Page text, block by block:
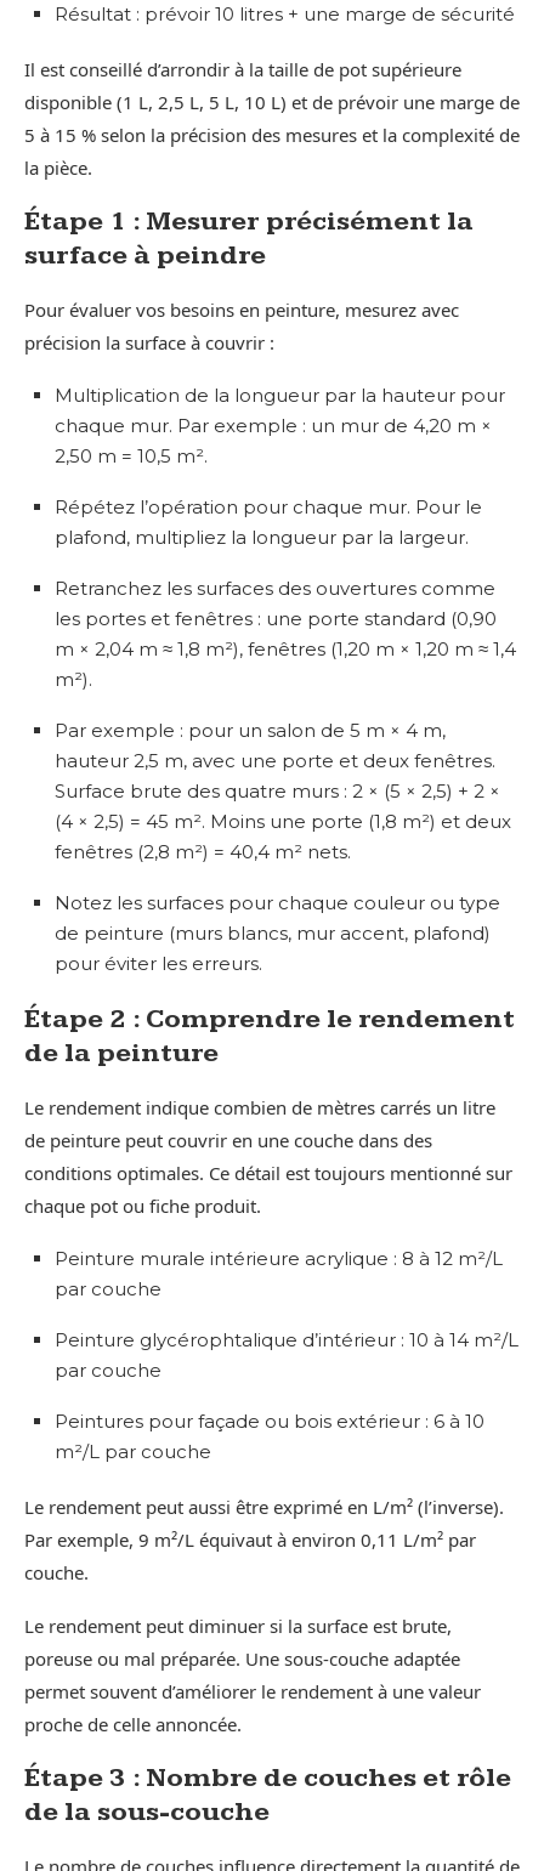
Résultat : prévoir 10 litres + une marge de sécurité
Il est conseillé d’arrondir à la taille de pot supérieure
disponible (1 L, 2,5 L, 5 L, 10 L) et de prévoir une marge de
5 à 15 % selon la précision des mesures et la complexité de
la pièce.
Étape 1 : Mesurer précisément la
surface à peindre
Pour évaluer vos besoins en peinture, mesurez avec
précision la surface à couvrir :
Multiplication de la longueur par la hauteur pour
chaque mur. Par exemple : un mur de 4,20 m ×
2,50 m = 10,5 m².
Répétez l’opération pour chaque mur. Pour le
plafond, multipliez la longueur par la largeur.
Retranchez les surfaces des ouvertures comme
les portes et fenêtres : une porte standard (0,90
m × 2,04 m ≈ 1,8 m²), fenêtres (1,20 m × 1,20 m ≈ 1,4
m²).
Par exemple : pour un salon de 5 m × 4 m,
hauteur 2,5 m, avec une porte et deux fenêtres.
Surface brute des quatre murs : 2 × (5 × 2,5) + 2 ×
(4 × 2,5) = 45 m². Moins une porte (1,8 m²) et deux
fenêtres (2,8 m²) = 40,4 m² nets.
Notez les surfaces pour chaque couleur ou type
de peinture (murs blancs, mur accent, plafond)
pour éviter les erreurs.
Étape 2 : Comprendre le rendement
de la peinture
Le rendement indique combien de mètres carrés un litre
de peinture peut couvrir en une couche dans des
conditions optimales. Ce détail est toujours mentionné sur
chaque pot ou fiche produit.
Peinture murale intérieure acrylique : 8 à 12 m²/L
par couche
Peinture glycérophtalique d’intérieur : 10 à 14 m²/L
par couche
Peintures pour façade ou bois extérieur : 6 à 10
m²/L par couche
Le rendement peut aussi être exprimé en L/m² (l’inverse).
Par exemple, 9 m²/L équivaut à environ 0,11 L/m² par
couche.
Le rendement peut diminuer si la surface est brute,
poreuse ou mal préparée. Une sous-couche adaptée
permet souvent d’améliorer le rendement à une valeur
proche de celle annoncée.
Étape 3 : Nombre de couches et rôle
de la sous-couche
Le nombre de couches influence directement la quantité de